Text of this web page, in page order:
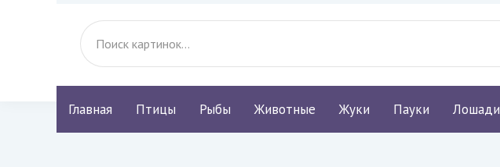
Главная Птицы Рыбы Животные Жуки Пауки Лошади